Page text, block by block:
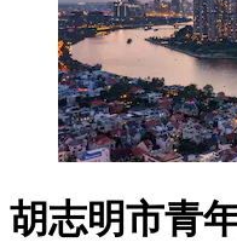
胡志明市青